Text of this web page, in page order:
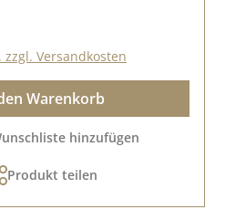
Versandkosten
Warenkorb
hinzufügen
Produkt teilen